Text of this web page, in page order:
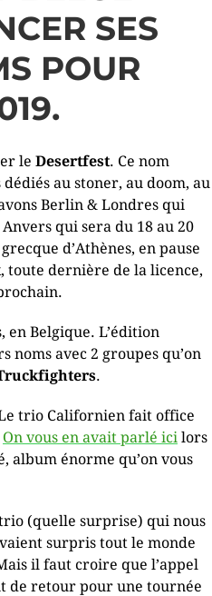
SES
POUR
le Desertfest. Ce nom
au stoner, au doom, au
Berlin & Londres qui
qui sera du 18 au 20
d’Athènes, en pause
toute dernière de la licence,
en Belgique. L’édition
noms avec 2 groupes qu’on
.
trio Californien fait office
On vous en avait parlé ici lors
album énorme qu’on vous
(quelle surprise) qui nous
surpris tout le monde
il faut croire que l’appel
de retour pour une tournée